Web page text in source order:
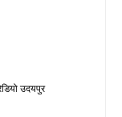
उदयपुर